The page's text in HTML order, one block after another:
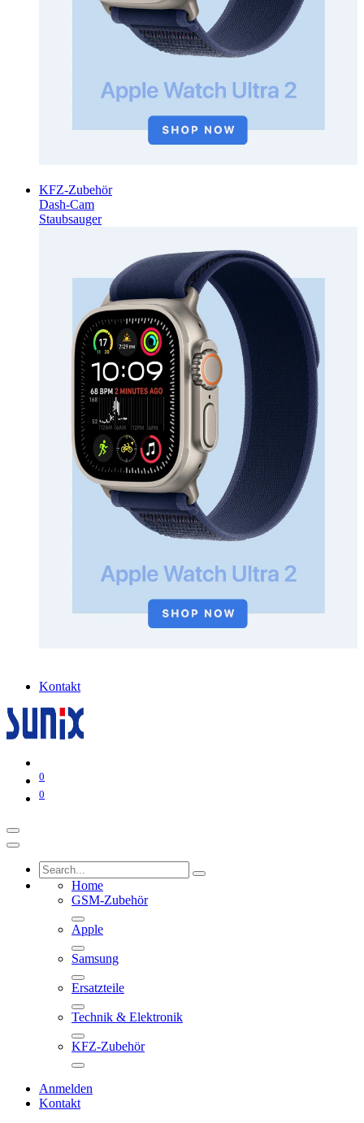
KFZ-Zubehör
Dash-Cam
Staubsauger
Kontakt
0
0
Home
GSM-Zubehör
Apple
Samsung
Ersatzteile
Technik & Elektronik
KFZ-Zubehör
Anmelden
Kontakt